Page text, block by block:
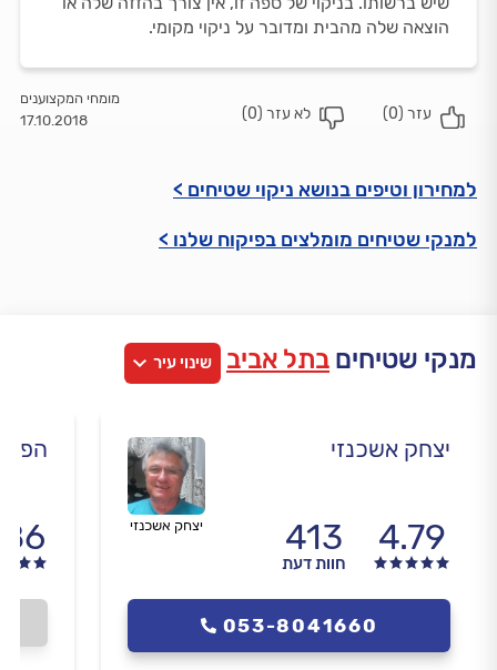
הוצאה שלה מהבית ומדובר על ניקוי מקומי.
0
)
0
)
מומחי המקצוענים
17.10.2018
למחירון וטיפים בנושא ניקוי שטיחים >
למנקי שטיחים מומלצים בפיקוח שלנו >
מנקי שטיחים בתל אביב שינוי עיר
יצחק אשכנזי
4.79
413
חוות דעת
יצחק אשכנזי
053-8041660
הפיל